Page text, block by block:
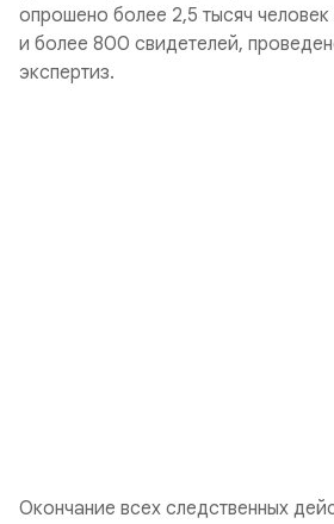
опрошено более 2,5 тысяч
и более 800 свидетелей,
экспертиз.
Окончание всех следственных